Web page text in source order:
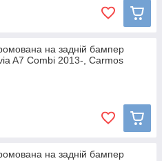
на задній бампер
A7 Combi 2013-, Carmos
на задній бампер